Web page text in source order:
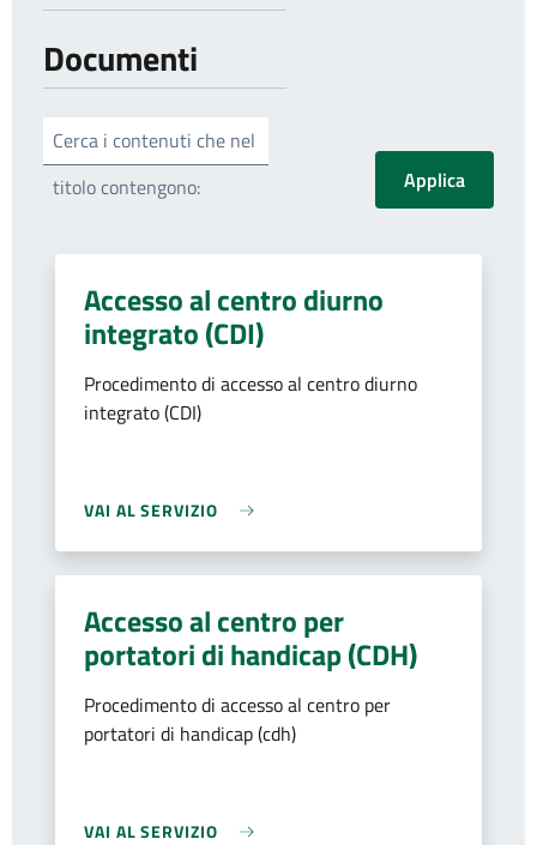
Documenti
Cerca i contenuti che nel
titolo contengono:
Accesso al centro diurno
integrato (CDI)
Procedimento di accesso al centro diurno
integrato (CDI)
VAI AL SERVIZIO
Accesso al centro per
portatori di handicap (CDH)
Procedimento di accesso al centro per
portatori di handicap (cdh)
VAI AL SERVIZIO